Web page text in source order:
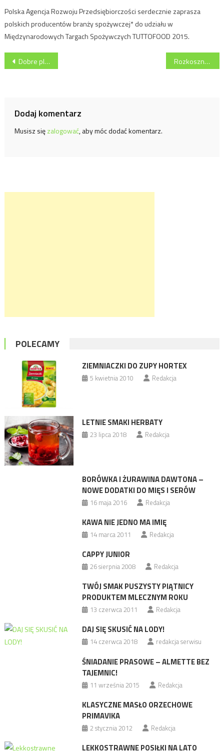
Polska Agencja Rozwoju Przedsiębiorczości serdecznie zaprasza
polskich producentów branży spożywczej* do udziału w
Międzynarodowych Targach Spożywczych TUTTOFOOD 2015.
Nawigacja
Dobre plony jęczmienia w Szkocji cieszą producentów whisky Rozkoszna żurawina na co dzień i od święta
Dodaj komentarz
Musisz sięzalogować, aby móc dodać komentarz.
POLECAMY
ZIEMNIACZKI DO ZUPY HORTEX
5 kwietnia 2010 Redakcja
LETNIE SMAKI HERBATY
23 lipca 2018 Redakcja
BORÓWKA I ŻURAWINA DAWTONA –
NOWE DODATKI DO MIĘS I SERÓW
16 maja 2016 Redakcja
KAWA NIE JEDNO MA IMIĘ
14 marca 2011 Redakcja
CAPPY JUNIOR
26 sierpnia 2008 Redakcja
TWÓJ SMAK PUSZYSTY PIĄTNICY
PRODUKTEM MLECZNYM ROKU
13 czerwca 2011 Redakcja
DAJ SIĘ SKUSIĆ NA LODY!
14 czerwca 2018 redakcja serwisu
ŚNIADANIE PRASOWE – ALMETTE BEZ
TAJEMNIC!
11 września 2015 Redakcja
KLASYCZNE MASŁO ORZECHOWE
PRIMAVIKA
2 stycznia 2012 Redakcja
LEKKOSTRAWNE POSIŁKI NA LATO